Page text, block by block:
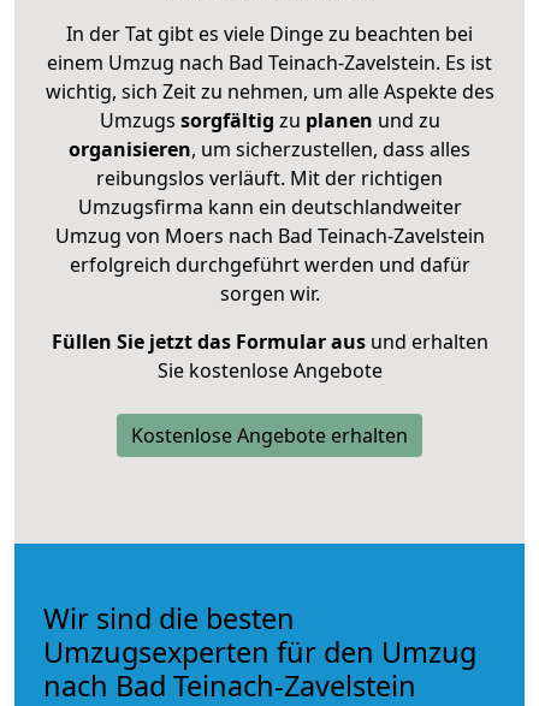
In der Tat gibt es viele Dinge zu beachten bei
einem Umzug nach Bad Teinach-Zavelstein. Es ist
wichtig, sich Zeit zu nehmen, um alle Aspekte des
Umzugs sorgfältig zu planen und zu
organisieren, um sicherzustellen, dass alles
reibungslos verläuft. Mit der richtigen
Umzugsfirma kann ein deutschlandweiter
Umzug von Moers nach Bad Teinach-Zavelstein
erfolgreich durchgeführt werden und dafür
sorgen wir.
Füllen Sie jetzt das Formular ausund erhalten
Sie kostenlose Angebote
Kostenlose Angebote erhalten
Wir sind die besten
Umzugsexperten für den Umzug
nach Bad Teinach-Zavelstein